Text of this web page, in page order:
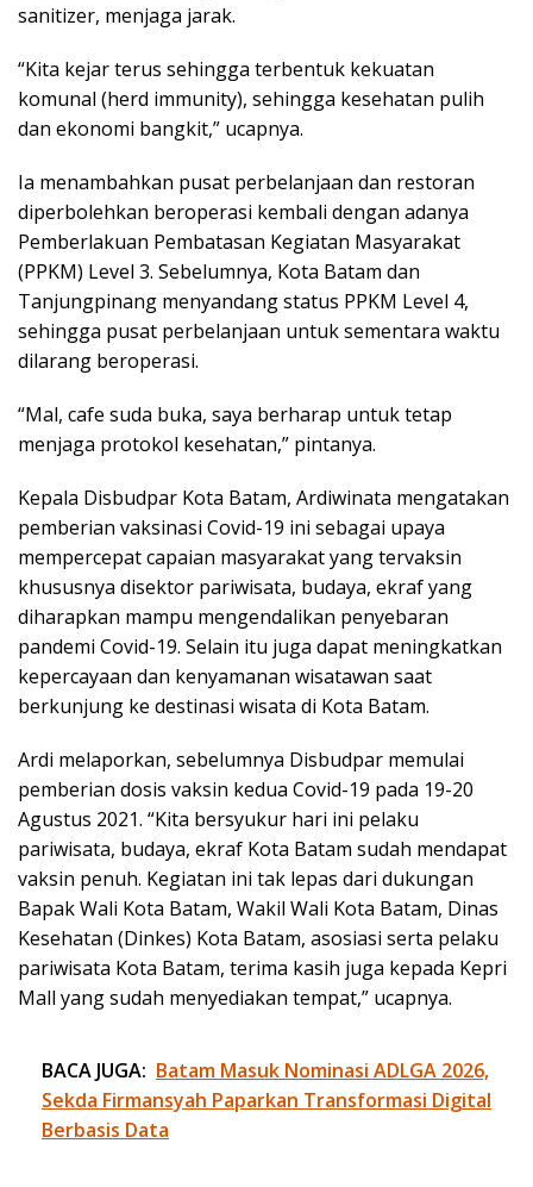
sanitizer, menjaga jarak.
“Kita kejar terus sehingga terbentuk kekuatan
komunal (herd immunity), sehingga kesehatan pulih
dan ekonomi bangkit,” ucapnya.
Ia menambahkan pusat perbelanjaan dan restoran
diperbolehkan beroperasi kembali dengan adanya
Pemberlakuan Pembatasan Kegiatan Masyarakat
(PPKM) Level 3. Sebelumnya, Kota Batam dan
Tanjungpinang menyandang status PPKM Level 4,
sehingga pusat perbelanjaan untuk sementara waktu
dilarang beroperasi.
“Mal, cafe suda buka, saya berharap untuk tetap
menjaga protokol kesehatan,” pintanya.
Kepala Disbudpar Kota Batam, Ardiwinata mengatakan
pemberian vaksinasi Covid-19 ini sebagai upaya
mempercepat capaian masyarakat yang tervaksin
khususnya disektor pariwisata, budaya, ekraf yang
diharapkan mampu mengendalikan penyebaran
pandemi Covid-19. Selain itu juga dapat meningkatkan
kepercayaan dan kenyamanan wisatawan saat
berkunjung ke destinasi wisata di Kota Batam.
Ardi melaporkan, sebelumnya Disbudpar memulai
pemberian dosis vaksin kedua Covid-19 pada 19-20
Agustus 2021. “Kita bersyukur hari ini pelaku
pariwisata, budaya, ekraf Kota Batam sudah mendapat
vaksin penuh. Kegiatan ini tak lepas dari dukungan
Bapak Wali Kota Batam, Wakil Wali Kota Batam, Dinas
Kesehatan (Dinkes) Kota Batam, asosiasi serta pelaku
pariwisata Kota Batam, terima kasih juga kepada Kepri
Mall yang sudah menyediakan tempat,” ucapnya.
BACA JUGA: Batam Masuk Nominasi ADLGA 2026,
Sekda Firmansyah Paparkan Transformasi Digital
Berbasis Data